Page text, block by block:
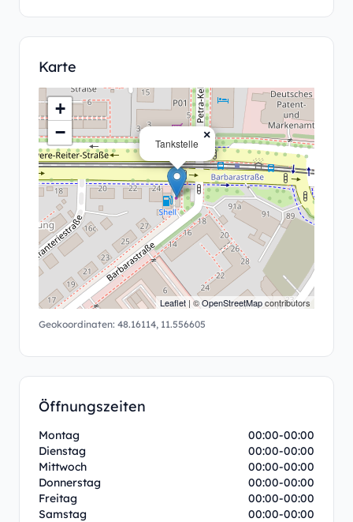
Karte
Tankstelle
×
+
−
Leaflet | ©OpenStreetMapcontributors
Geokoordinaten: 48.16114, 11.556605
Öffnungszeiten
Montag
00:00-00:00
Dienstag
00:00-00:00
Mittwoch
00:00-00:00
Donnerstag
00:00-00:00
Freitag
00:00-00:00
Samstag
00:00-00:00